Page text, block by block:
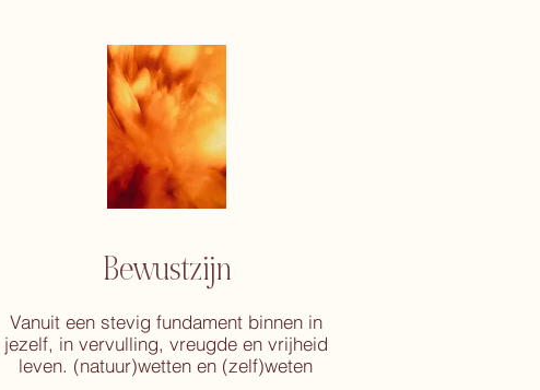
Bewustzijn
Vanuit een stevig fundament binnen in
jezelf, in vervulling, vreugde en vrijheid
leven. (natuur)wetten en (zelf)weten